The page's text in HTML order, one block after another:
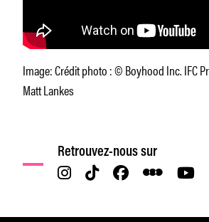
Image: Crédit photo : © Boyhood Inc. IFC
Matt Lankes
Retrouvez-nous sur